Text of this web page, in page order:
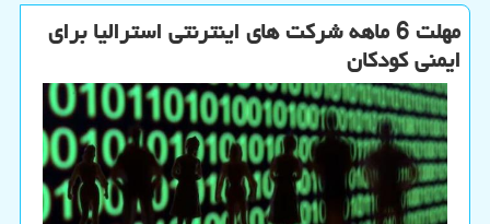
مهلت 6 ماهه شرکت های اینترنتی استرالیا برای
ایمنی کودکان